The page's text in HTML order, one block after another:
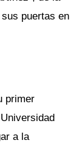
puertas en
primer
a la